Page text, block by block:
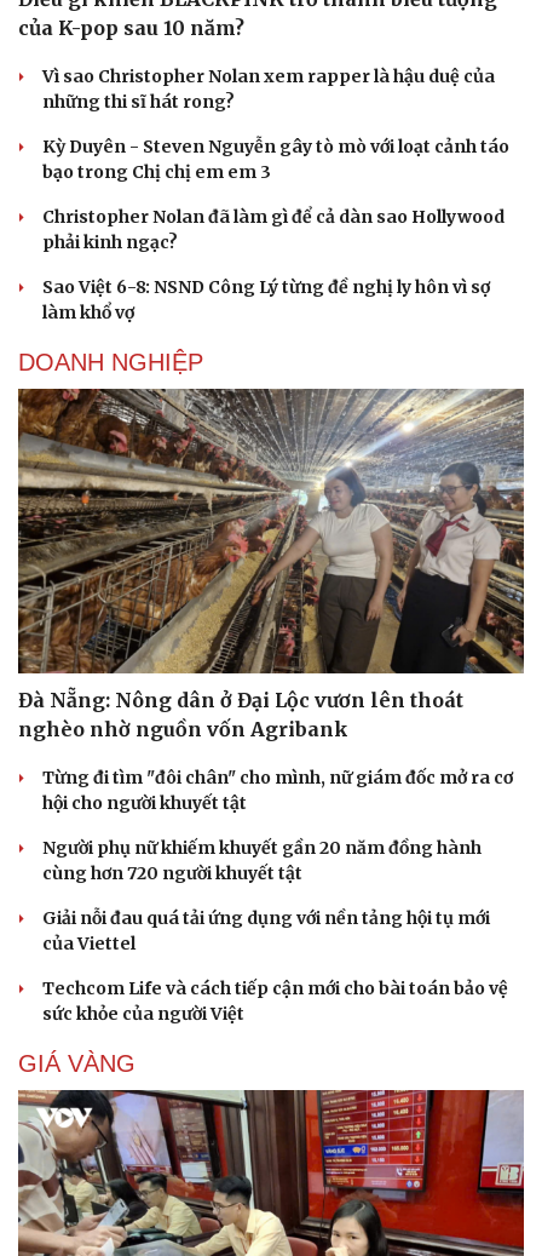
của K-pop sau 10 năm?
Vì sao Christopher Nolan xem rapper là hậu duệ của
những thi sĩ hát rong?
Kỳ Duyên - Steven Nguyễn gây tò mò với loạt cảnh táo
bạo trong Chị chị em em 3
Christopher Nolan đã làm gì để cả dàn sao Hollywood
phải kinh ngạc?
Sao Việt 6-8: NSND Công Lý từng đề nghị ly hôn vì sợ
làm khổ vợ
DOANH NGHIỆP
Đà Nẵng: Nông dân ở Đại Lộc vươn lên thoát
nghèo nhờ nguồn vốn Agribank
Từng đi tìm "đôi chân" cho mình, nữ giám đốc mở ra cơ
hội cho người khuyết tật
Người phụ nữ khiếm khuyết gần 20 năm đồng hành
cùng hơn 720 người khuyết tật
Giải nỗi đau quá tải ứng dụng với nền tảng hội tụ mới
của Viettel
Techcom Life và cách tiếp cận mới cho bài toán bảo vệ
sức khỏe của người Việt
GIÁ VÀNG